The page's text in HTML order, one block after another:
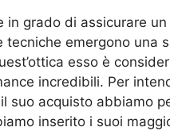
in grado di assicurare
emergono una
esso è
incredibili. Per
suo acquisto abbiamo
inserito i suoi